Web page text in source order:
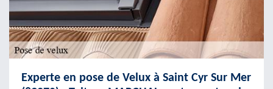
Experte en pose de Velux à Saint Cyr Sur Mer